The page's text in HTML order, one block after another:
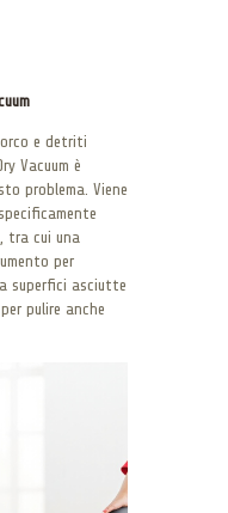
e detriti
Vacuum è
problema. Viene
tra cui una
per
superfici asciutte
pulire anche